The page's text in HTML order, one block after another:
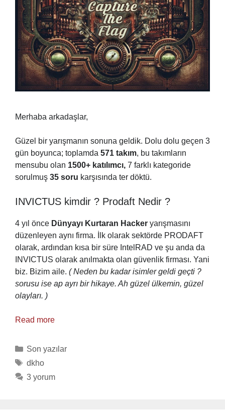
Merhaba arkadaşlar,
Güzel bir yarışmanın sonuna geldik. Dolu dolu geçen 3
gün boyunca; toplamda 571 takım, bu takımların
mensubu olan 1500+ katılımcı, 7 farklı kategoride
sorulmuş 35 soru karşısında ter döktü.
INVICTUS kimdir ? Prodaft Nedir ?
4 yıl önce Dünyayı Kurtaran Hacker yarışmasını
düzenleyen aynı firma. İlk olarak sektörde PRODAFT
olarak, ardından kısa bir süre IntelRAD ve şu anda da
INVICTUS olarak anılmakta olan güvenlik firması. Yani
biz. Bizim aile. ( Neden bu kadar isimler geldi geçti ?
sorusu ise ap ayrı bir hikaye. Ah güzel ülkemin, güzel
olayları. )
Read more
Categories
Son yazılar
Tags
dkho
3 yorum